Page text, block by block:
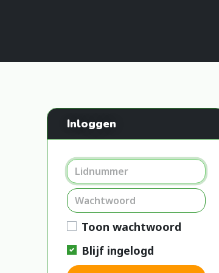
Inloggen
Toon wachtwoord
Blijf ingelogd